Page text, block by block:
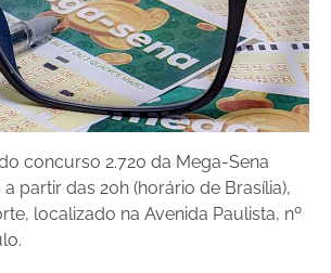
concurso 2.720 da Mega-Sena
partir das 20h (horário de Brasília),
localizado na Avenida Paulista, nº